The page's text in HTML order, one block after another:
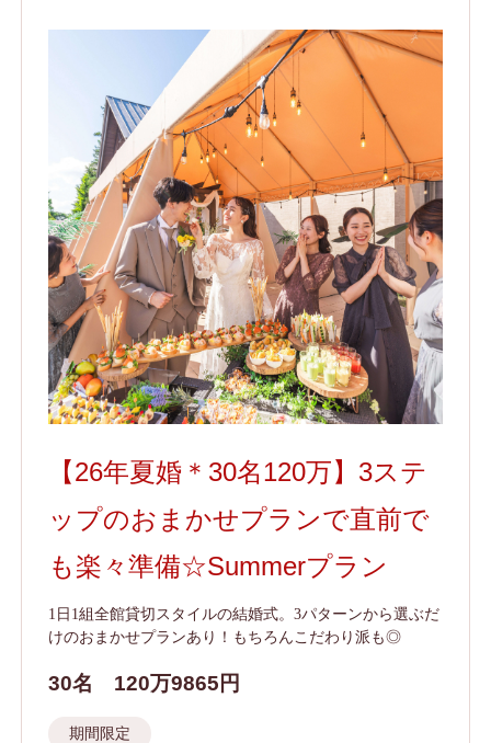
【26年夏婚＊30名120万】3ステ
ップのおまかせプランで直前で
も楽々準備☆Summerプラン
1日1組全館貸切スタイルの結婚式。3パターンから選ぶだ
けのおまかせプランあり！もちろんこだわり派も◎
30名 120万9865円
期間限定